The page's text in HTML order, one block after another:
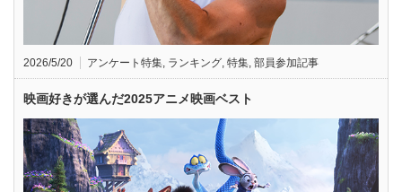
2026/5/20 アンケート特集, ランキング, 特集, 部員参加記事
映画好きが選んだ2025アニメ映画ベスト